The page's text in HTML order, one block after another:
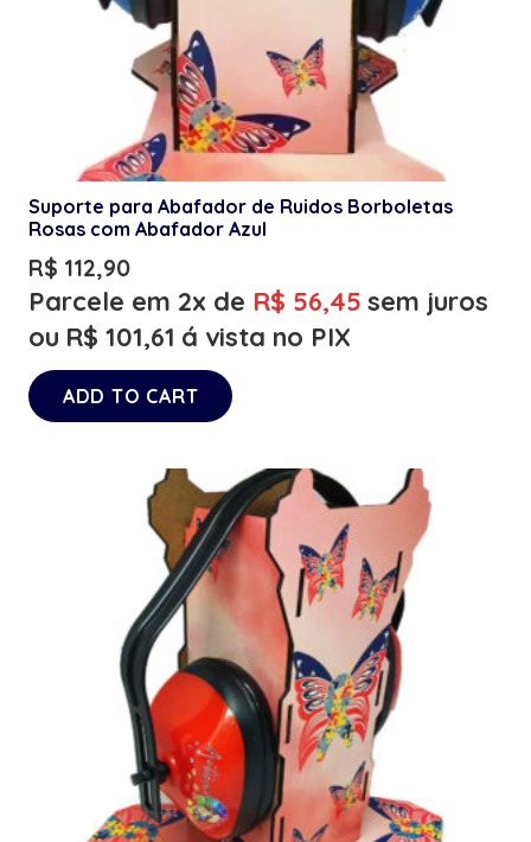
Suporte para Abafador de Ruidos Borboletas
Rosas com Abafador Azul
R$ 112,90
Parcele em 2x de R$ 56,45 sem juros
ou R$ 101,61 á vista no PIX
ADD TO CART